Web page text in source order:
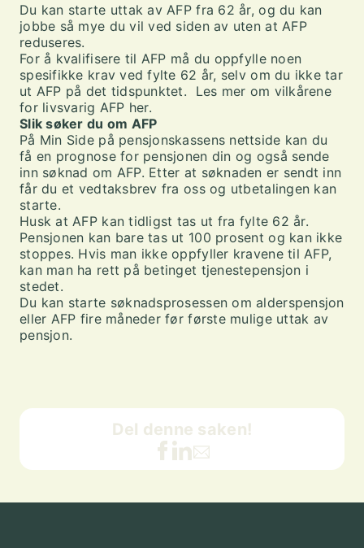
Du kan starte uttak av AFP fra 62 år, og du kan
jobbe så mye du vil ved siden av uten at AFP
reduseres.
For å kvalifisere til AFP må du oppfylle noen
spesifikke krav ved fylte 62 år, selv om du ikke tar
ut AFP på det tidspunktet. Les mer om vilkårene
for livsvarig AFP her.
Slik søker du om AFP
På Min Side på pensjonskassens nettside kan du
få en prognose for pensjonen din og også sende
inn søknad om AFP. Etter at søknaden er sendt inn
får du et vedtaksbrev fra oss og utbetalingen kan
starte.
Husk at AFP kan tidligst tas ut fra fylte 62 år.
Pensjonen kan bare tas ut 100 prosent og kan ikke
stoppes. Hvis man ikke oppfyller kravene til AFP,
kan man ha rett på betinget tjenestepensjon i
stedet.
Du kan starte søknadsprosessen om alderspensjon
eller AFP fire måneder før første mulige uttak av
pensjon.
Del denne saken!